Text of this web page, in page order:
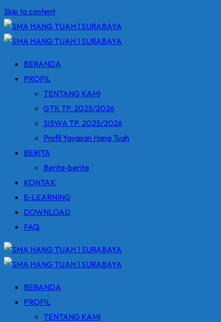
Skip to content
BERANDA
PROFIL
TENTANG KAMI
GTK TP. 2025/2026
SISWA TP. 2025/2026
Profil Yayasan Hang Tuah
BERITA
Berita-berita
KONTAK
E-LEARNING
DOWNLOAD
FAQ
BERANDA
PROFIL
TENTANG KAMI